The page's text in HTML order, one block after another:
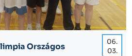
06.
03.
Országos